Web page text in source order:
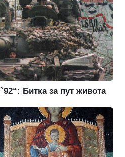
Битка за пут живота